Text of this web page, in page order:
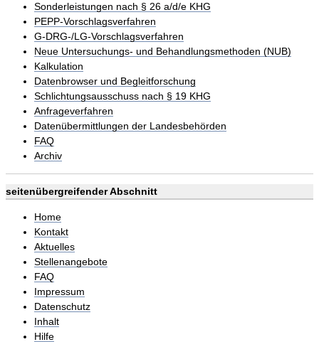
Sonderleistungen nach § 26 a/d/e KHG
PEPP-Vorschlagsverfahren
G-DRG-/LG-Vorschlagsverfahren
Neue Untersuchungs- und Behandlungsmethoden (NUB)
Kalkulation
Datenbrowser und Begleitforschung
Schlichtungsausschuss nach § 19 KHG
Anfrageverfahren
Datenübermittlungen der Landesbehörden
FAQ
Archiv
seitenübergreifender Abschnitt
Home
Kontakt
Aktuelles
Stellenangebote
FAQ
Impressum
Datenschutz
Inhalt
Hilfe